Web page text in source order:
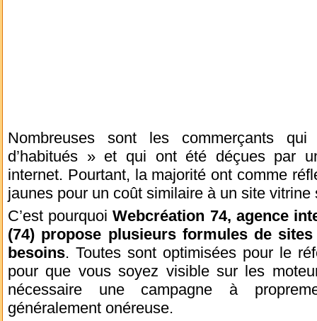
Nombreuses sont les commerçants
d’habitués » et qui ont été déçues par
internet. Pourtant, la majorité ont comme
jaunes pour un coût similaire à un site
C’est pourquoiWebcréation 74, agence
(74) propose plusieurs formules de
besoins. Toutes sont optimisées pour le
pour que vous soyez visible sur les
nécessaire une campagne à
généralement onéreuse.